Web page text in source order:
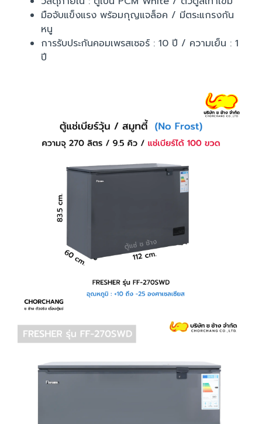
มือจับแข็งแรง พร้อมกุญแจล็อค / มีตระแกรงกัน
หนู
การรับประกันคอมเพรสเซอร์ : 10 ปี / ความเย็น : 1
ปี